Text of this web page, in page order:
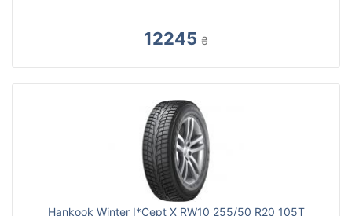
12245 ₴
Hankook Winter I*Cept X RW10 255/50 R20 105T